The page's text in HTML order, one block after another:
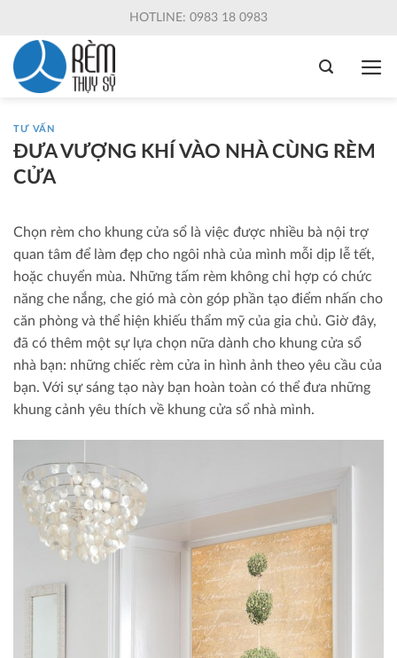
content
HOTLINE: 0983 18 0983
TƯ VẤN
ĐƯA VƯỢNG KHÍ VÀO NHÀ CÙNG RÈM
CỬA
Chọn rèm cho khung cửa sổ là việc được nhiều bà nội trợ
quan tâm để làm đẹp cho ngôi nhà của mình mỗi dịp lễ tết,
hoặc chuyển mùa. Những tấm rèm không chỉ hợp có chức
năng che nắng, che gió mà còn góp phần tạo điểm nhấn cho
căn phòng và thể hiện khiếu thẩm mỹ của gia chủ. Giờ đây,
đã có thêm một sự lựa chọn nữa dành cho khung cửa sổ
nhà bạn: những chiếc rèm cửa in hình ảnh theo yêu cầu của
bạn. Với sự sáng tạo này bạn hoàn toàn có thể đưa những
khung cảnh yêu thích về khung cửa sổ nhà mình.